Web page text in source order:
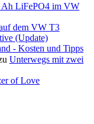
Ah LiFePO4 im VW
dem VW T3
(Update)
- Kosten und Tipps
Unterwegs mit zwei
of Love